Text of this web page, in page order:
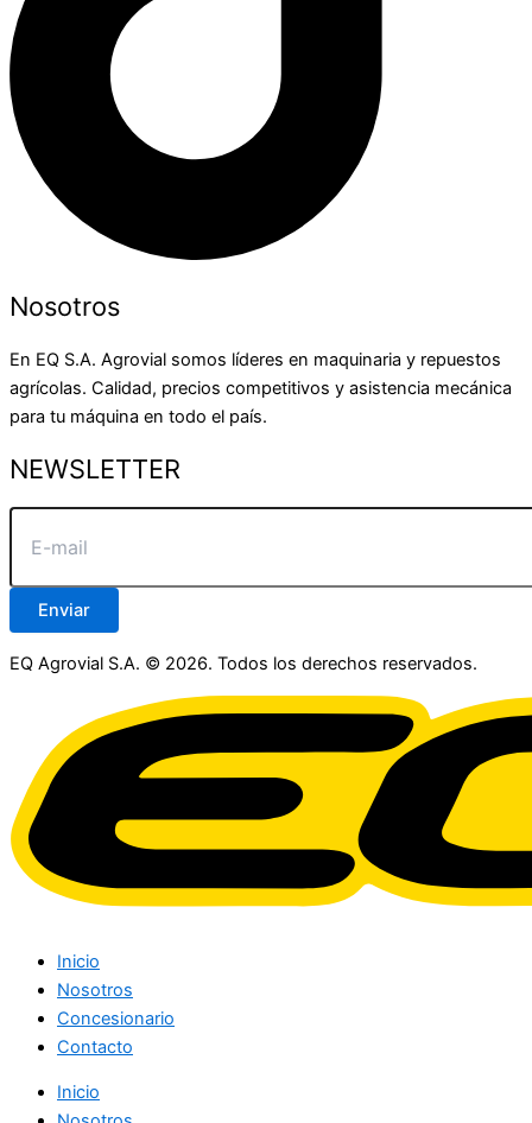
Nosotros
En EQ S.A. Agrovial somos líderes en maquinaria y repuestos
agrícolas. Calidad, precios competitivos y asistencia mecánica
para tu máquina en todo el país.
NEWSLETTER
Enviar
EQ Agrovial S.A. © 2026. Todos los derechos reservados.
Inicio
Nosotros
Concesionario
Contacto
Inicio